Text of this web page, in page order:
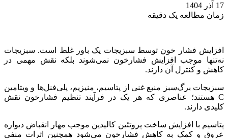
17 آذر 1404
زمان مطالعه یک دقیقه
افزایش فشار خون توسط سبزیجات یک باور غلط است. سبزیجات
نه‌تنها موجب افزایش فشارخون نمی‌شوند بلکه نقش مهمی در
کاهش و کنترل آن دارند.
سبزیجات برگ‌سبز منبع غنی از پتاسیم، منیزیم، پلی‌فنل‌ها و ویتامین
C هستند؛ عناصری که هر یک در فرآیند تنظیم فشارخون نقش
کلیدی دارند.
پتاسیم با افزایش ساخت پروتئین کالیدین موجب مهار انقباض دیواره
عروق و کمک به کاهش فشارخون می‌شود همچنین اثرات منفی